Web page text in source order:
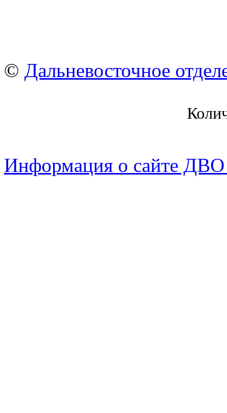
© Дальневосточное
Информация о сайте